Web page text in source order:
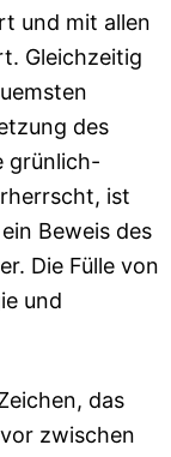
und mit allen
Gleichzeitig
des
grünlich-
ist
Beweis des
Die Fülle von
und
das
zwischen